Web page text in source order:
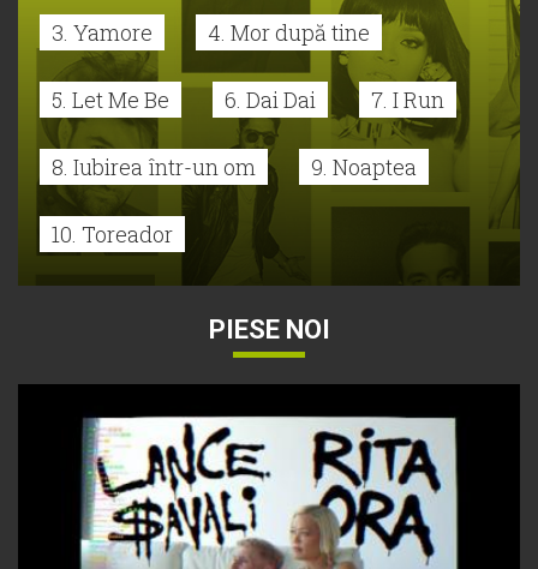
3. Yamore 4. Mor după tine
5. Let Me Be 6. Dai Dai 7. I Run
8. Iubirea într-un om 9. Noaptea
10. Toreador
PIESE NOI